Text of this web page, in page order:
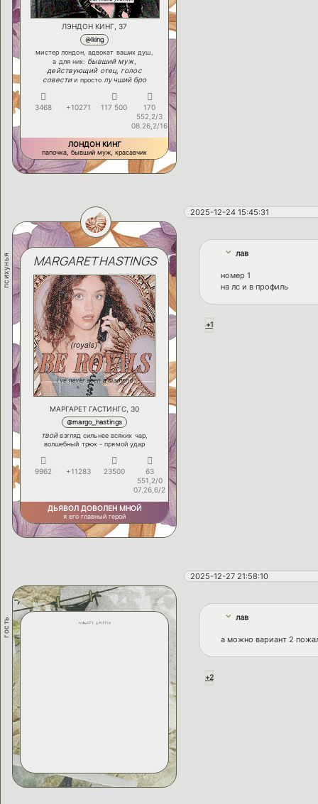
ЛЭНДОН КИНГ, 37
@lking
мистер лондон, адвокат ваших душ,
а для них: бывший муж,
действующий отец, голос
совестии просто лучший бро
3468 +10271 117 500
170
552,2/3
08.26,2/16
ЛОНДОН КИНГ
папочка, бывший муж, красавчик
2025-12-24 15:45:31
психунья MARGARET HASTINGS
МАРГАРЕТ ГАСТИНГС, 30
@margo_hastings
твойвзгляд сильнее всяких чар,
волшебный трюк - прямой удар
9962 +11283 23500
63
551,2/0
07.26,6/2
ДЬЯВОЛ ДОВОЛЕН МНОЙ
я его главный герой
лав
номер 1
на лс и в профиль
+1
2025-12-27 21:58:10
гость hawley griffin лав
а можно вариант 2
+2